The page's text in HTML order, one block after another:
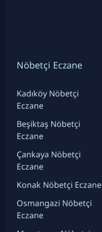
Nöbetçi Eczane
Kadıköy Nöbetçi
Eczane
Beşiktaş Nöbetçi
Eczane
Çankaya Nöbetçi
Eczane
Konak Nöbetçi Eczane
Osmangazi Nöbetçi
Eczane